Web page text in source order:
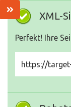
XML-
Perfekt! Ihre
https://